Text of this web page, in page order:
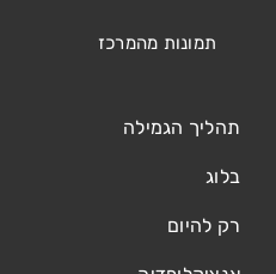
תמונות מהמרכז
תהליך הגמילה
בלוג
רק להיום